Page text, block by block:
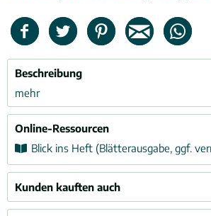
Beschreibung
mehr
Online-Ressourcen
Blick ins Heft (Blätterausgabe, ggf.
Kunden kauften auch